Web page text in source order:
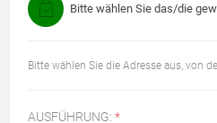
Bitte wählen Sie das/die
Bitte wählen Sie die Adresse aus, von
AUSFÜHRUNG: *